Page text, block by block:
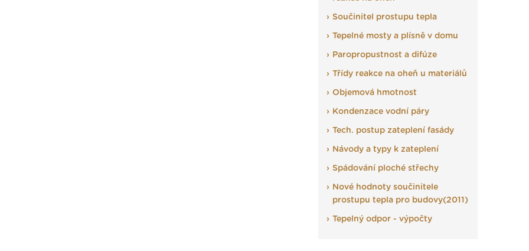
Součinitel prostupu tepla
Tepelné mosty a plísně v domu
Paropropustnost a difúze
Třídy reakce na oheň u materiálů
Objemová hmotnost
Kondenzace vodní páry
Tech. postup zateplení fasády
Návody a typy k zateplení
Spádování ploché střechy
Nové hodnoty součinitele
prostupu tepla pro budovy(2011)
Tepelný odpor - výpočty